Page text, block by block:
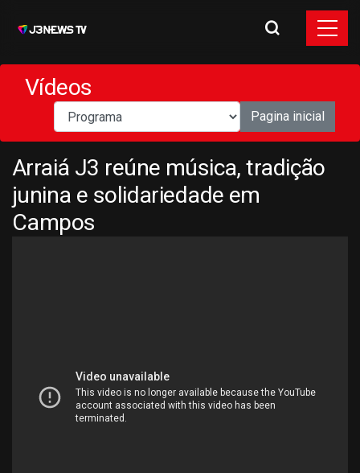
Vídeos
Pagina inicial
Arraiá J3 reúne música, tradição
junina e solidariedade em
Campos